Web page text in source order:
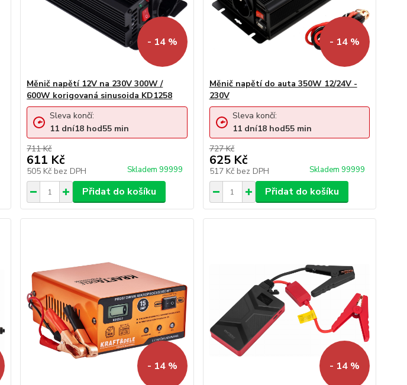
- 14 %
Měnič napětí 12V na 230V 300W /
600W korigovaná sinusoida KD1258
711 Kč
611 Kč
505 Kč bez DPH Skladem 99999
Sleva končí:
11 dní18 hod55 min
Přidat do košíku
- 14 %
Měnič napětí do auta 350W 12/24V -
230V
727 Kč
625 Kč
517 Kč bez DPH Skladem 99999
Sleva končí:
11 dní18hod55min
Přidat do košíku
- 14 % - 14 %